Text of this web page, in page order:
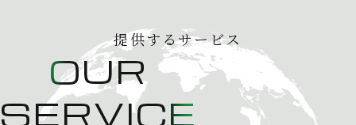
提供するサービス
OUR
SERVICE